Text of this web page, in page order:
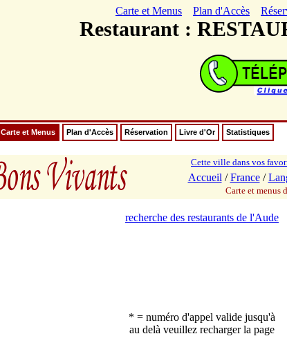
Carte et Menus Plan d'Accès
Restaurant :
Carte et Menus Plan d'Accès Réservation Livre d'Or Statistiques
Cette ville dans vos
Accueil /France/
Carte et menus
recherche des restaurants de l'Aude
* = numéro d'appel valide jusqu'à
au delà veuillez recharger la page